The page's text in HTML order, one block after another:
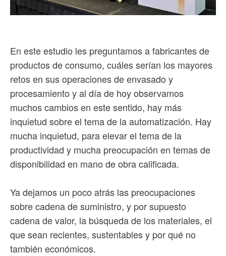
En este estudio les preguntamos a fabricantes de
productos de consumo, cuáles serían los mayores
retos en sus operaciones de envasado y
procesamiento y al día de hoy observamos
muchos cambios en este sentido, hay más
inquietud sobre el tema de la automatización. Hay
mucha inquietud, para elevar el tema de la
productividad y mucha preocupación en temas de
disponibilidad en mano de obra calificada.
Ya dejamos un poco atrás las preocupaciones
sobre cadena de suministro, y por supuesto
cadena de valor, la búsqueda de los materiales, el
que sean recientes, sustentables y por qué no
también económicos.